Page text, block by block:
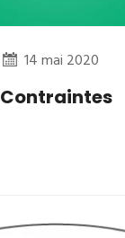
14 mai 2020
Contraintes